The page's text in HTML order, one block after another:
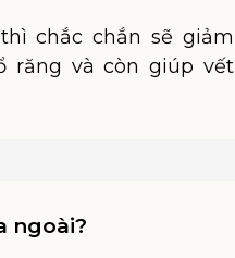
chắc chắn sẽ giảm
răng và còn giúp vết
ngoài?